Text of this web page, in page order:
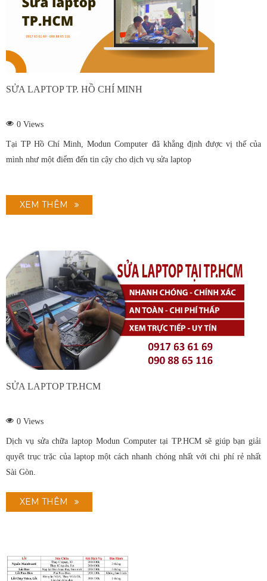
SỬA LAPTOP TP. HỒ CHÍ MINH
0 Views
Tại TP Hồ Chí Minh, Modun Computer đã khẳng định được vị thế của
mình như một điểm đến tin cậy cho dịch vụ sửa laptop
XEM THÊM
SỬA LAPTOP TP.HCM
0 Views
Dịch vụ sửa chữa laptop Modun Computer tại TP.HCM sẽ giúp bạn giải
quyết trục trặc của laptop một cách nhanh chóng nhất với chi phí rẻ nhất
Sài Gòn.
XEM THÊM